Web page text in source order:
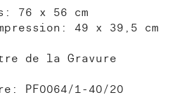
76 x 56 cm
49 x 39,5 cm
de la Gravure
PF0064/1-40/20